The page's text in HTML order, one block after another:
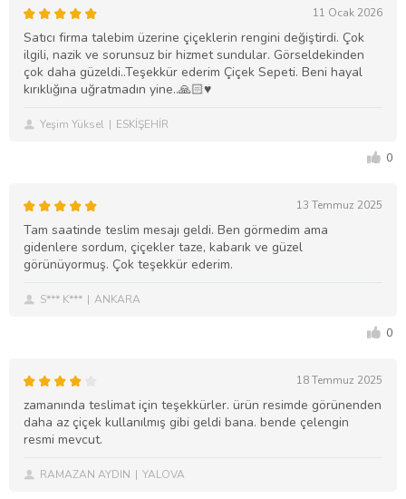
11 Ocak 2026
Satıcı firma talebim üzerine çiçeklerin rengini değiştirdi. Çok
ilgili, nazik ve sorunsuz bir hizmet sundular. Görseldekinden
çok daha güzeldi..Teşekkür ederim Çiçek Sepeti. Beni hayal
kırıklığına uğratmadın yine..🙏🏻♥️
Yeşim Yüksel ESKİŞEHİR
0
13 Temmuz 2025
Tam saatinde teslim mesajı geldi. Ben görmedim ama
gidenlere sordum, çiçekler taze, kabarık ve güzel
görünüyormuş. Çok teşekkür ederim.
S*** K*** ANKARA
0
18 Temmuz 2025
zamanında teslimat için teşekkürler. ürün resimde görünenden
daha az çiçek kullanılmış gibi geldi bana. bende çelengin
resmi mevcut.
RAMAZAN AYDIN YALOVA